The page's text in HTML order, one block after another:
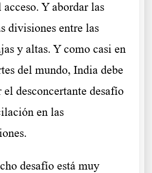
Y abordar las
divisiones entre las
y altas. Y como casi en
del mundo, India debe
el desconcertante desafío
en las
desafío está muy